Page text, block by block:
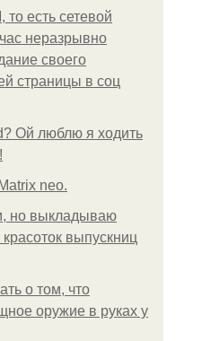
то есть сетевой
неразрывно
своего
страницы в соц
Ой люблю я ходить
neo.
но выкладываю
выпускниц
о том, что
оружие в руках у